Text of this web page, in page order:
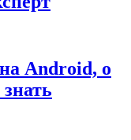
Android, о